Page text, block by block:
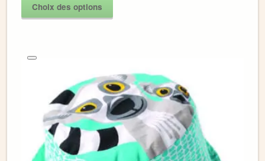
Choix des options